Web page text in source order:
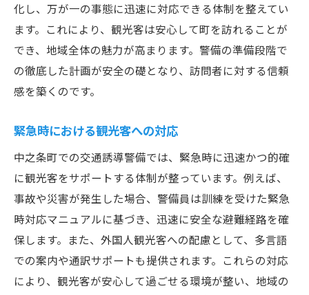
化し、万が一の事態に迅速に対応できる体制を整えてい
ます。これにより、観光客は安心して町を訪れることが
でき、地域全体の魅力が高まります。警備の準備段階で
の徹底した計画が安全の礎となり、訪問者に対する信頼
感を築くのです。
緊急時における観光客への対応
中之条町での交通誘導警備では、緊急時に迅速かつ的確
に観光客をサポートする体制が整っています。例えば、
事故や災害が発生した場合、警備員は訓練を受けた緊急
時対応マニュアルに基づき、迅速に安全な避難経路を確
保します。また、外国人観光客への配慮として、多言語
での案内や通訳サポートも提供されます。これらの対応
により、観光客が安心して過ごせる環境が整い、地域の